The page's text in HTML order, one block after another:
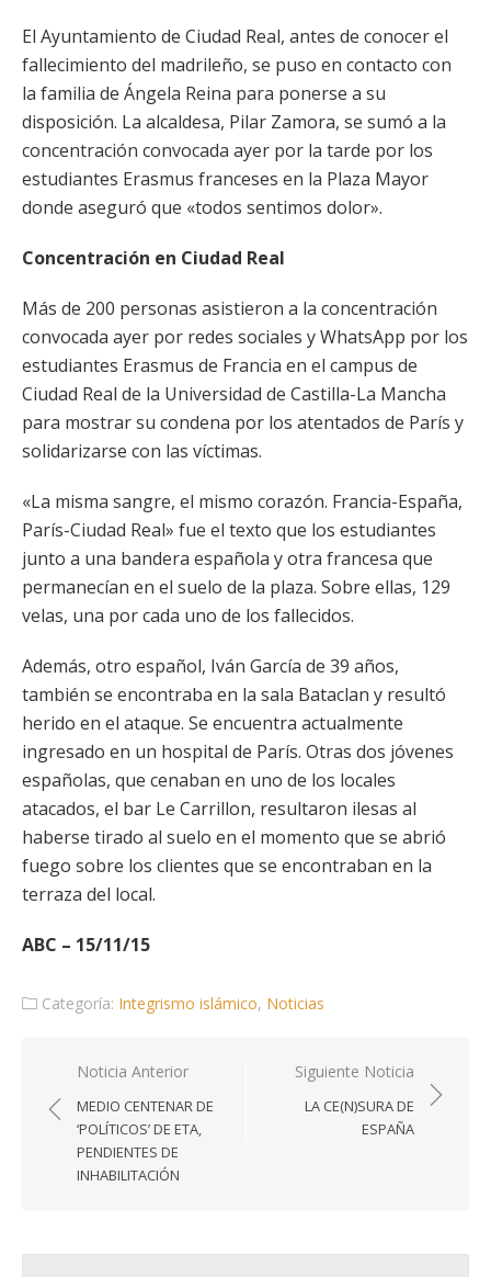
El Ayuntamiento de Ciudad Real, antes de conocer el
fallecimiento del madrileño, se puso en contacto con
la familia de Ángela Reina para ponerse a su
disposición. La alcaldesa, Pilar Zamora, se sumó a la
concentración convocada ayer por la tarde por los
estudiantes Erasmus franceses en la Plaza Mayor
donde aseguró que «todos sentimos dolor».
Concentración en Ciudad Real
Más de 200 personas asistieron a la concentración
convocada ayer por redes sociales y WhatsApp por los
estudiantes Erasmus de Francia en el campus de
Ciudad Real de la Universidad de Castilla-La Mancha
para mostrar su condena por los atentados de París y
solidarizarse con las víctimas.
«La misma sangre, el mismo corazón. Francia-España,
París-Ciudad Real» fue el texto que los estudiantes
junto a una bandera española y otra francesa que
permanecían en el suelo de la plaza. Sobre ellas, 129
velas, una por cada uno de los fallecidos.
Además, otro español, Iván García de 39 años,
también se encontraba en la sala Bataclan y resultó
herido en el ataque. Se encuentra actualmente
ingresado en un hospital de París. Otras dos jóvenes
españolas, que cenaban en uno de los locales
atacados, el bar Le Carrillon, resultaron ilesas al
haberse tirado al suelo en el momento que se abrió
fuego sobre los clientes que se encontraban en la
terraza del local.
ABC – 15/11/15
Categoría: Integrismo islámico, Noticias
Navegación
de
entradas
Noticia Anterior
MEDIO CENTENAR DE
‘POLÍTICOS’ DE ETA,
PENDIENTES DE
INHABILITACIÓN
Siguiente Noticia
LA CE(N)SURA DE
ESPAÑA